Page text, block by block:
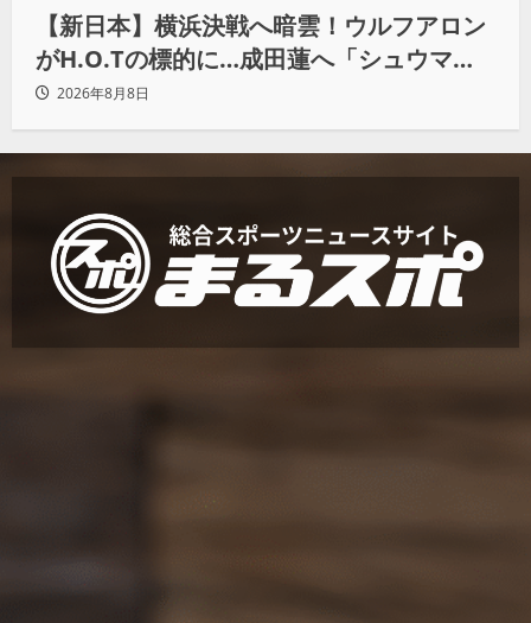
【新日本】横浜決戦へ暗雲！ウルフアロン
がH.O.Tの標的に…成田蓮へ「シュウマイ
にしてやる」と怒り爆発
2026年8月8日